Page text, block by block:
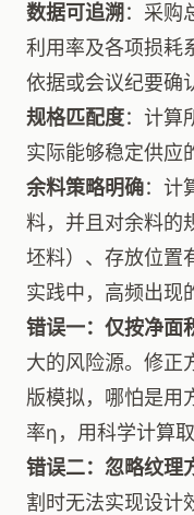
数据可追溯 ：采购
利用率及各项损耗
依据或会议纪要确
规格匹配度：计算
实际能够稳定供应
余料策略明确：计
料，并且对余料的
坯料）、存放位置
实践中，高频出现
错误一：仅按净面
大的风险源。修正
版模拟，哪怕是用
率η，用科学计算
错误二：忽略纹理
割时无法实现设计